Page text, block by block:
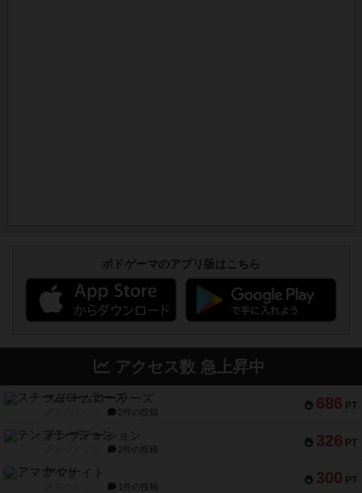
ボドゲーマのアプリ版はこちら
アクセス数 急上昇中
686 PT
スチームローラーズ
2件の投稿
326 PT
テンプテーション
2件の投稿
300 PT
アマナイト
1件の投稿